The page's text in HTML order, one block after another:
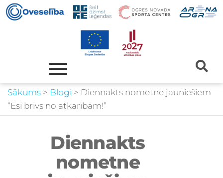
Sākums > Blogi > Diennakts nometne jauniešiem
“Esi brīvs no atkarībām!”
Diennakts
nometne